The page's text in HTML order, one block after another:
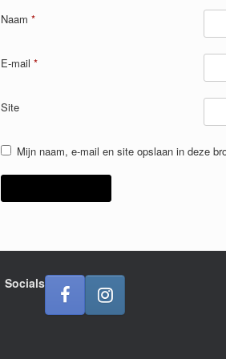
Naam *
E-mail *
Site
Mijn naam, e-mail en site opslaan in deze
Socials